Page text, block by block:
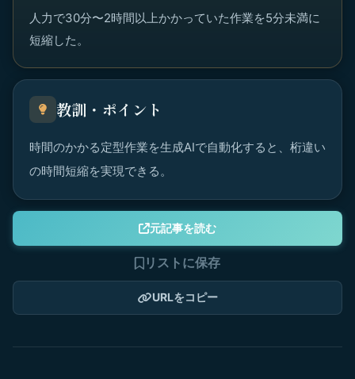
人力で30分〜2時間以上かかっていた作業を5分未満に
短縮した。
教訓・ポイント
時間のかかる定型作業を生成AIで自動化すると、桁違い
の時間短縮を実現できる。
元記事を読む
リストに保存
URLをコピー